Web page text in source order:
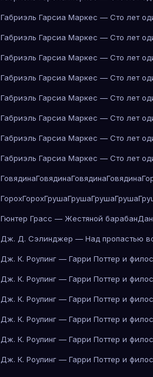
Габриэль Гарсиа Маркес — Сто лет
Габриэль Гарсиа Маркес — Сто лет
Габриэль Гарсиа Маркес — Сто лет
Габриэль Гарсиа Маркес — Сто лет
Габриэль Гарсиа Маркес — Сто лет
Габриэль Гарсиа Маркес — Сто лет
Габриэль Гарсиа Маркес — Сто лет
Габриэль Гарсиа Маркес — Сто лет
ГовядинаГовядинаГовядинаГовядина
ГорохГорохГрушаГрушаГрушаГруша
Гюнтер Грасс — Жестяной барабан
Дж. Д. Сэлинджер — Над пропастью
Дж. К. Роулинг — Гарри Поттер и
Дж. К. Роулинг — Гарри Поттер и
Дж. К. Роулинг — Гарри Поттер и
Дж. К. Роулинг — Гарри Поттер и
Дж. К. Роулинг — Гарри Поттер и
Дж. К. Роулинг — Гарри Поттер и